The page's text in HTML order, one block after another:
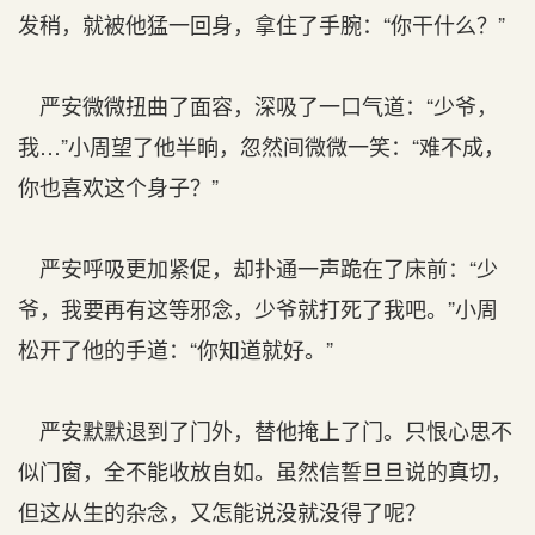
发稍，就被他猛一回身，拿住了手腕：“你干什么？”
严安微微扭曲了面容，深吸了一口气道：“少爷，
我…”小周望了他半晌，忽然间微微一笑：“难不成，
你也喜欢这个身子？”
严安呼吸更加紧促，却扑通一声跪在了床前：“少
爷，我要再有这等邪念，少爷就打死了我吧。”小周
松开了他的手道：“你知道就好。”
严安默默退到了门外，替他掩上了门。只恨心思不
似门窗，全不能收放自如。虽然信誓旦旦说的真切，
但这从生的杂念，又怎能说没就没得了呢？